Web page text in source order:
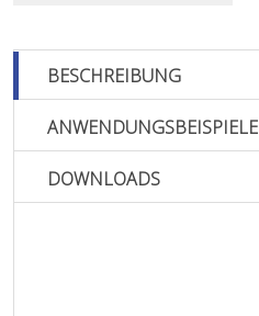
BESCHREIBUNG
ANWENDUNGSBEISPIELE
DOWNLOADS